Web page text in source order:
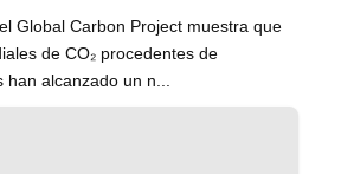
Global Carbon Project muestra que
de CO₂ procedentes de
alcanzado un n...